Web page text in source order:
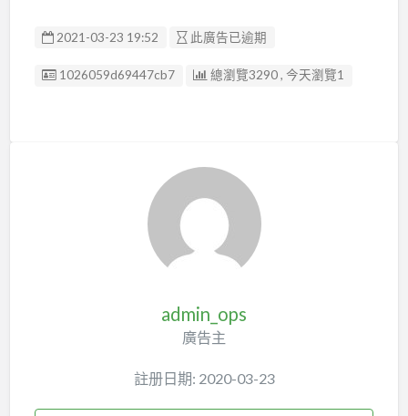
2021-03-23 19:52 此廣告已逾期
廣告编號
1026059d69447cb7 總瀏覽3290 , 今天瀏覽1
admin_ops
廣告主
註册日期: 2020-03-23